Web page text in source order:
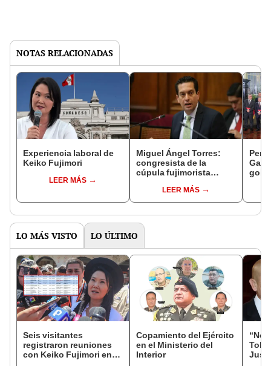
NOTAS RELACIONADAS
Experiencia laboral de
Keiko Fujimori
LEER MÁS
Miguel Ángel Torres:
congresista de la
cúpula fujimorista
del SenadoLEER MÁS
LO MÁS VISTO LO ÚLTIMO
Seis visitantes
registraron reuniones
con Keiko Fujimori en
Copamiento del Ejército
en el Ministerio del
Interior
“No